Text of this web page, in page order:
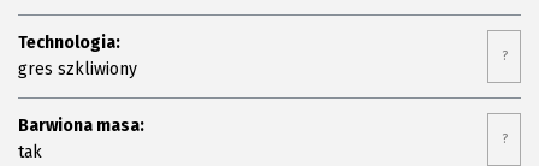
Technologia:
gres szkliwiony
?
Barwiona masa:
tak
?